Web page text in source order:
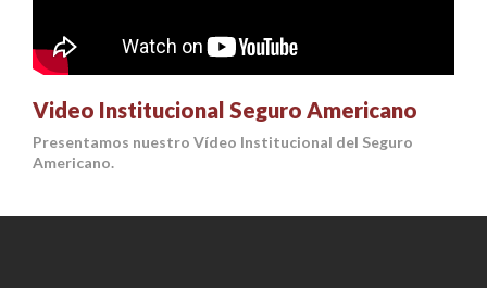
Video Institucional Seguro Americano
Presentamos nuestro Vídeo Institucional del Seguro
Americano.